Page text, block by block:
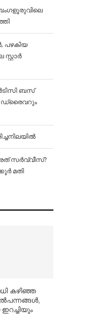
പഴകിയ
ബസ്
ഡ്രൈവറും
സര്‍വ്വീസ്?
മതി
കഴിഞ്ഞ